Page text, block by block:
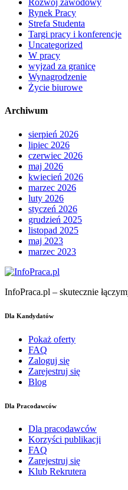
Rozwój zawodowy
Rynek Pracy
Strefa Studenta
Targi pracy i konferencje
Uncategorized
W pracy
wyjzad za granicę
Wynagrodzenie
Życie biurowe
Archiwum
sierpień 2026
lipiec 2026
czerwiec 2026
maj 2026
kwiecień 2026
marzec 2026
luty 2026
styczeń 2026
grudzień 2025
listopad 2025
maj 2023
marzec 2023
InfoPraca.pl – skutecznie
Dla Kandydatów
Pokaż oferty
FAQ
Zaloguj się
Zarejestruj się
Blog
Dla Pracodawców
Dla pracodawców
Korzyści publikacji
FAQ
Zarejestruj się
Klub Rekrutera